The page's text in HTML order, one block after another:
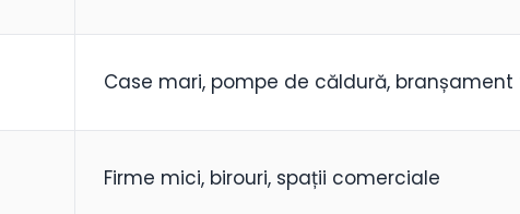
Case mari, pompe de căldură,
Firme mici, birouri, spații comerciale